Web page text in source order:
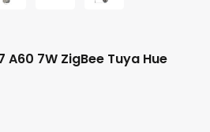
A60 7W ZigBee Tuya Hue